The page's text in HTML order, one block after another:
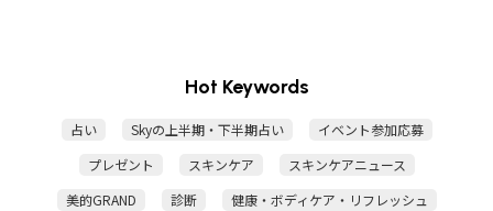
Hot Keywords
占い Skyの上半期・下半期占い
イベント参加応募
プレゼント
スキンケア
スキンケアニュース
美的GRAND
診断
健康・ボディケア・リフレッシュ